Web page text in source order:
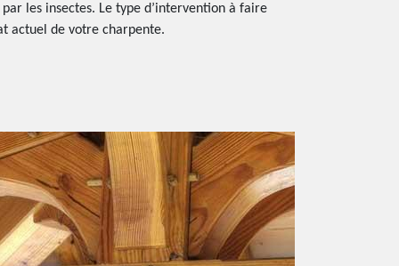
les insectes. Le type d’intervention à faire
actuel de votre charpente.